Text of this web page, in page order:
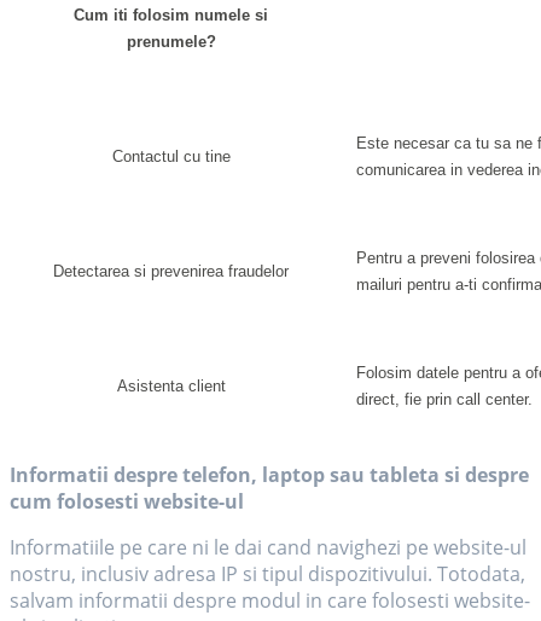
Cum iti folosim numele si
prenumele?
Contactul cu tine
Este necesar ca tu sa ne
comunicarea in vederea
Detectarea si prevenirea fraudelor
Pentru a preveni
mailuri pentru a-ti
Asistenta client
Folosim datele pentru a
direct, fie prin call center.
Informatii despre telefon, laptop sau tableta si despre
cum folosesti website-ul
Informatiile pe care ni le dai cand navighezi pe website-ul
nostru, inclusiv adresa IP si tipul dispozitivului. Totodata,
salvam informatii despre modul in care folosesti website-